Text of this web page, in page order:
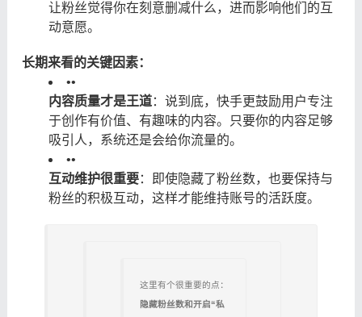
让粉丝觉得你在刻意删减什么，进而影响他们的互
动意愿。
长期来看的关键因素：
••
内容质量才是王道：说到底，快手更鼓励用户专注
于创作有价值、有趣味的内容。只要你的内容足够
吸引人，系统还是会给你流量的。
••
互动维护很重要：即使隐藏了粉丝数，也要保持与
粉丝的积极互动，这样才能维持账号的活跃度。
这里有个很重要的点：
隐藏粉丝数和开启“私